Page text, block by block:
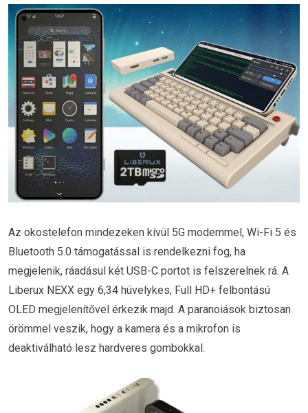
Az okostelefon mindezeken kívül 5G modemmel, Wi-Fi 5 és
Bluetooth 5.0 támogatással is rendelkezni fog, ha
megjelenik, ráadásul két USB-C portot is felszerelnek rá. A
Liberux NEXX egy 6,34 hüvelykes, Full HD+ felbontású
OLED megjelenítővel érkezik majd. A paranoiások biztosan
örömmel veszik, hogy a kamera és a mikrofon is
deaktiválható lesz hardveres gombokkal.